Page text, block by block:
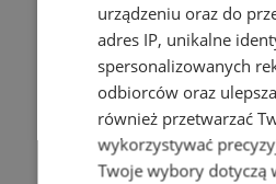
urządzeniu oraz do
adres IP, unikalne
spersonalizowanych
odbiorców oraz
również przetwarzać
wykorzystywać
Twoje wybory dotyczą